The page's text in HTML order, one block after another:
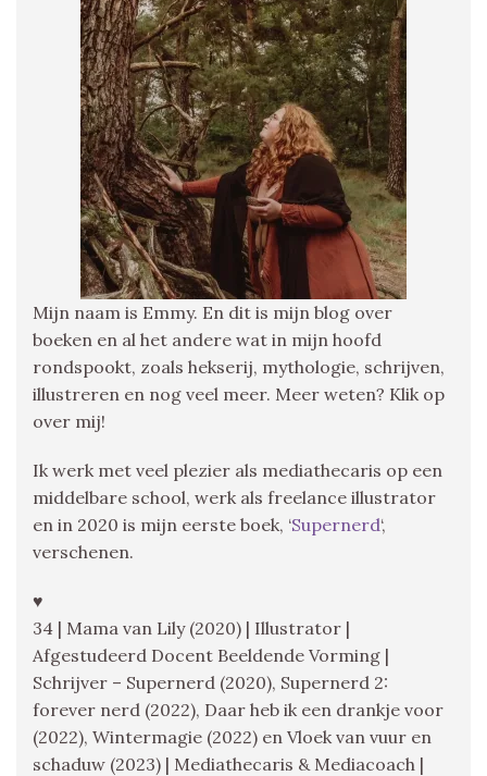
Mijn naam is Emmy. En dit is mijn blog over
boeken en al het andere wat in mijn hoofd
rondspookt, zoals hekserij, mythologie, schrijven,
illustreren en nog veel meer. Meer weten? Klik op
over mij!
Ik werk met veel plezier als mediathecaris op een
middelbare school, werk als freelance illustrator
en in 2020 is mijn eerste boek, ‘Supernerd‘,
verschenen.
♥
34 | Mama van Lily (2020) | Illustrator |
Afgestudeerd Docent Beeldende Vorming |
Schrijver – Supernerd (2020), Supernerd 2:
forever nerd (2022), Daar heb ik een drankje voor
(2022), Wintermagie (2022) en Vloek van vuur en
schaduw (2023) | Mediathecaris & Mediacoach |